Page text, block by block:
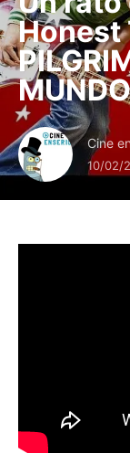
Honest
MUNDO
Cine
10/02/